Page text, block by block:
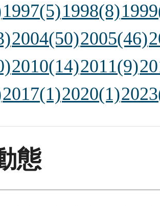
1997(5)1998(8)
2004(50)2005(46)
2010(14)2011(9)
2017(1)2020(1)
態